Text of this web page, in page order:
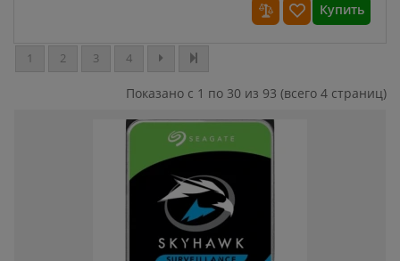
Купить
1 2 3 4
Показано с 1 по 30 из 93 (всего 4 страниц)